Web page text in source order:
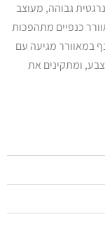
גבוהה, מעוצב
כנפיים מתהפכות
במאוורר מגיעה עם
ומתקינים את